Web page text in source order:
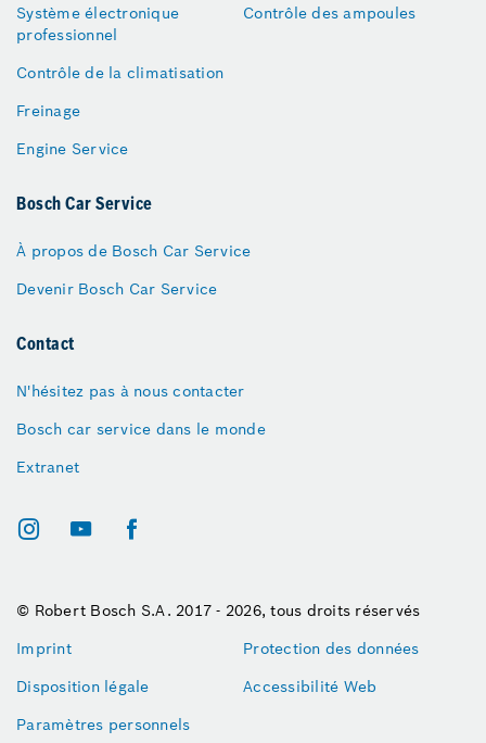
Système électronique
professionnel
Contrôle de la climatisation
Freinage
Engine Service
Contrôle des ampoules
Bosch Car Service
À propos de Bosch Car Service
Devenir Bosch Car Service
Contact
N'hésitez pas à nous contacter
Bosch car service dans le monde
Extranet
© Robert Bosch S.A. 2017 - 2026, tous droits réservés
Imprint
Protection des données
Disposition légale
Accessibilité Web
Paramètres personnels